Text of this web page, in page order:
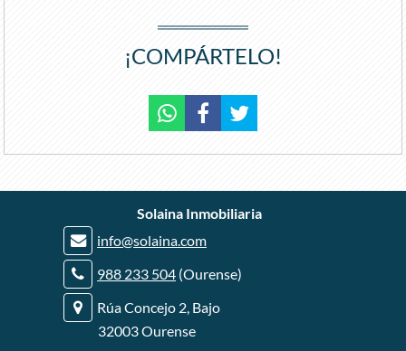
¡COMPÁRTELO!
Solaina Inmobiliaria
info@solaina.com
988 233 504 (Ourense)
Rúa Concejo 2, Bajo
32003 Ourense